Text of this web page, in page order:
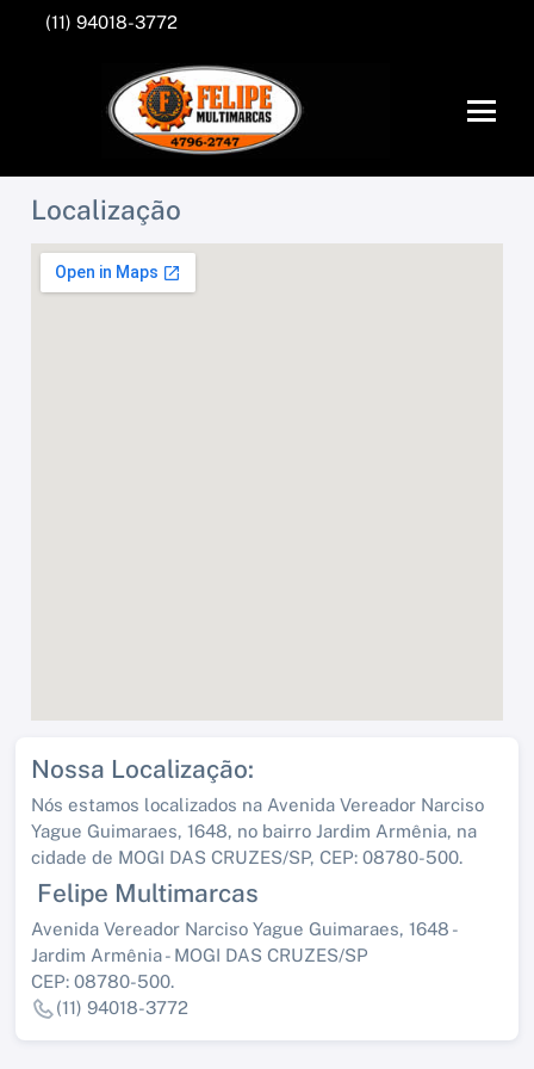
(11) 94018-3772
Localização
Nossa Localização:
Nós estamos localizados na Avenida Vereador Narciso
Yague Guimaraes, 1648, no bairro Jardim Armênia, na
cidade de MOGI DAS CRUZES/SP, CEP: 08780-500.
Felipe Multimarcas
Avenida Vereador Narciso Yague Guimaraes, 1648 -
Jardim Armênia - MOGI DAS CRUZES/SP
CEP: 08780-500.
(11) 94018-3772